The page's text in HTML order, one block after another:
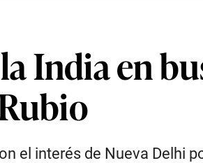
India en
el interés de Nueva Delhi